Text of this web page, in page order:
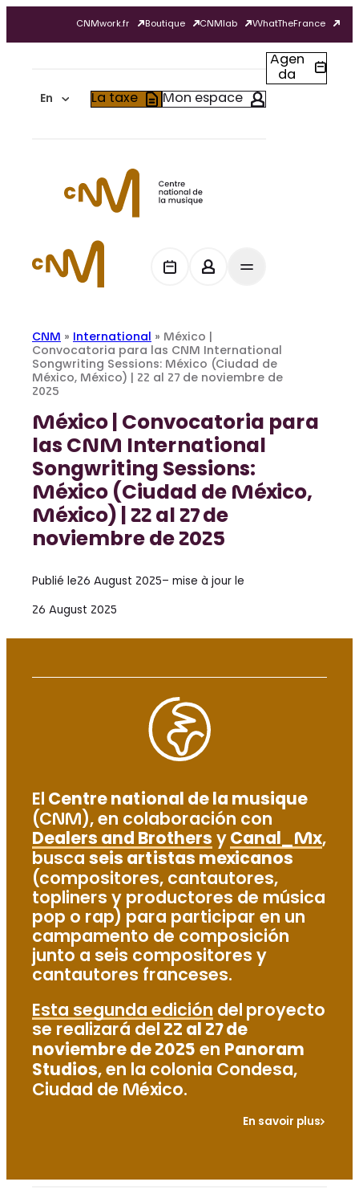
content
CNMwork.fr Boutique CNMlab WhatTheFrance
En La taxe Mon espace
Agen
da
CNM » International » México |
Convocatoria para las CNM International
Songwriting Sessions: México (Ciudad de
México, México) | 22 al 27 de noviembre de
2025
México | Convocatoria para
las CNM International
Songwriting Sessions:
México (Ciudad de México,
México) | 22 al 27 de
noviembre de 2025
Publié le26 August 2025– mise à jour le
26 August 2025
El Centre national de la musique
(CNM), en colaboración con
Dealers and Brothers y Canal_Mx,
busca seis artistas mexicanos
(compositores, cantautores,
topliners y productores de música
pop o rap) para participar en un
campamento de composición
junto a seis compositores y
cantautores franceses.
Esta segunda edición del proyecto
se realizará del 22 al 27 de
noviembre de 2025 en Panoram
Studios, en la colonia Condesa,
Ciudad de México.
En savoir plus